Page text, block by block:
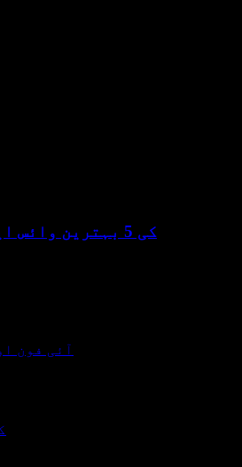
2026 کی 5 بہترین وائس ایجنٹ کمپنیاں
آئی فون